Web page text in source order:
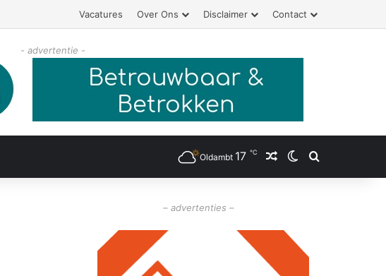
Vacatures Over Ons Disclaimer Contact
- advertentie -
Oldambt 17 ℃ Willekeurig artikel
Switch skin
Zoeken
– advertenties –